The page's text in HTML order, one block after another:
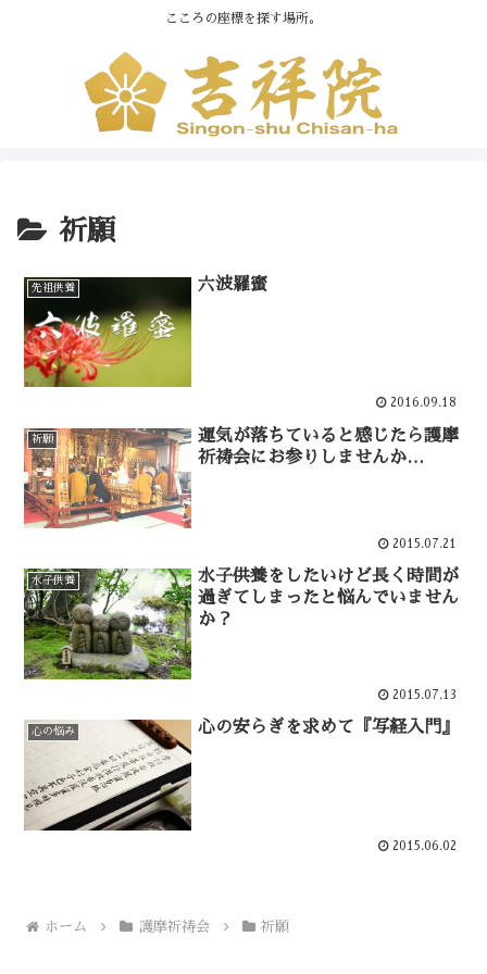
こころの座標を探す場所。
祈願
先祖供養 六波羅蜜
2016.09.18
祈願
運気が落ちていると感じたら護摩
祈祷会にお参りしませんか…
2015.07.21
水子供養
水子供養をしたいけど長く時間が
過ぎてしまったと悩んでいません
か？
2015.07.13
心の悩み 心の安らぎを求めて『写経入門』
2015.06.02
ホーム 護摩祈祷会 祈願